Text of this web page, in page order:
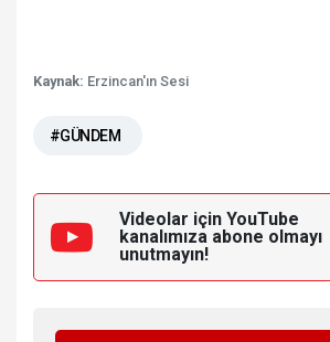
Kaynak: Erzincan'ın Sesi
#GÜNDEM
Videolar için YouTube
kanalımıza abone olmayı
unutmayın!